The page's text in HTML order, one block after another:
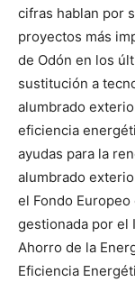
cifras hablan por
proyectos más
de Odón en los
sustitución a
alumbrado
eficiencia
ayudas para la
alumbrado
el Fondo Europeo
gestionada por el
Ahorro de la
Eficiencia